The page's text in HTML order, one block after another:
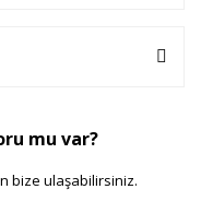
mu var?
bize ulaşabilirsiniz.